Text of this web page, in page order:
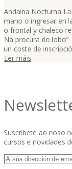
Andaina Nocturna
mano o ingresar en
o frontal y chaleco
Na procura do
un coste de
Ler máis
Suscribete ao noso
cursos e novidades